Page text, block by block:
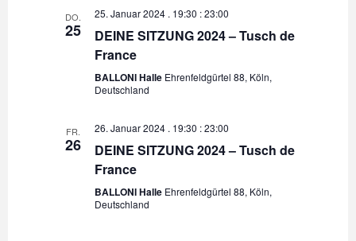
DO.
25
25. Januar 2024 . 19:30 :23:00
DEINE SITZUNG 2024 – Tusch de
France
BALLONI Halle Ehrenfeldgürtel 88, Köln,
Deutschland
FR.
26
26. Januar 2024 . 19:30 :23:00
DEINE SITZUNG 2024 – Tusch de
France
BALLONI Halle Ehrenfeldgürtel 88, Köln,
Deutschland